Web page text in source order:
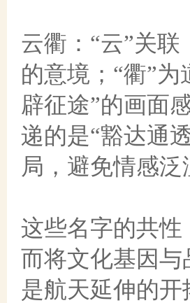
云衢： “云”关
的意境；“衢”
辟征途”的画面
递的是“豁达通
局，避免情感
这些名字的共性
而将文化基因
是航天延伸的